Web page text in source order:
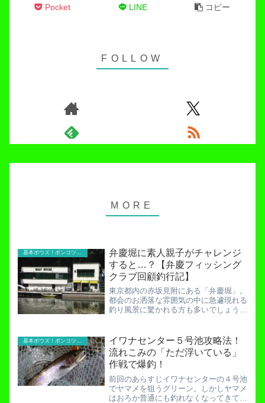
Pocket LINE コピー
基本ボウズ！ポンコツ実践記
弁慶堀に素人親子がチャレンジ
すると…？【弁慶フィッシング
クラブ回顧釣行記】
東京都内の赤坂見附にある「弁慶堀」。
都会のお洒落な雰囲気の中に急遽現れる
釣り風景に驚かれる方も多いでしょう。
並び、スーツを着たサラリーマン達が
「こいつら頭おかしいのか？...
基本ボウズ！ポンコツ実践記
イワナセンター５号池攻略法！
流れこみの「ただ浮いている」
作戦で爆釣！
前回のあらすじイワナセンターの４号池
でヤマメを狙うグリーン。しかしヤマメ
はおろか普通にも釣れなくなってきてし